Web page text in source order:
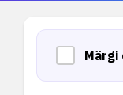
Märgi